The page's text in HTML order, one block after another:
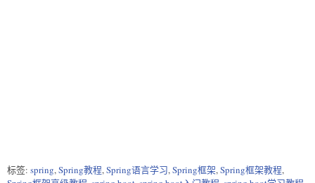
标签: spring, Spring教程, Spring语言学习, Spring框架, Spring框架教程,